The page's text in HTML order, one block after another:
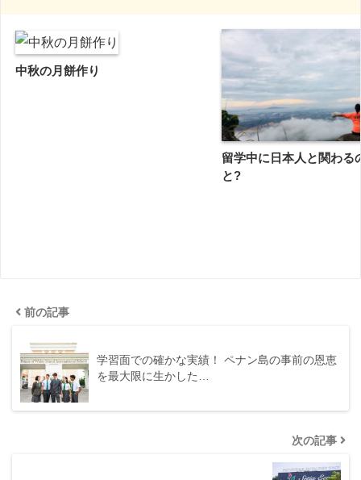
中秋の月餅作り
留学中に日本人と関わる
と?
前の記事
学習面での確かな実績！ ペナン島の事前の恩恵
を最大限に生かした…
次の記事